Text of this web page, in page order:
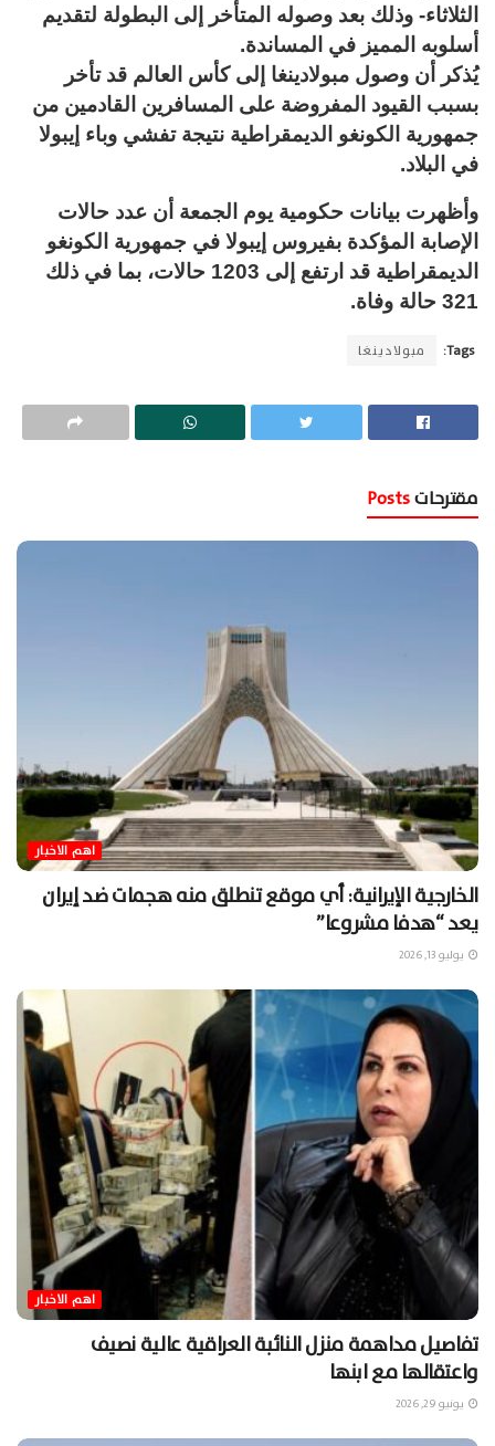
الثلاثاء- وذلك بعد وصوله المتأخر إلى البطولة لتقديم
أسلوبه المميز في المساندة.
يُذكر أن وصول مبولادينغا إلى كأس العالم قد تأخر
بسبب القيود المفروضة على المسافرين القادمين من
جمهورية الكونغو الديمقراطية نتيجة تفشي وباء إيبولا
في البلاد.
وأظهرت بيانات حكومية يوم الجمعة أن عدد حالات
الإصابة المؤكدة بفيروس إيبولا في جمهورية الكونغو
الديمقراطية قد ارتفع إلى 1203 حالات، بما في ذلك
321 حالة وفاة.
Tags: مبولادينغا
مقترحات
اهم الاخبار
الخارجية الإيرانية: أي موقع تنطلق منه هجمات ضد إيران
يعد “هدفا مشروعا”
يوليو 13, 2026
اهم الاخبار
تفاصيل مداهمة منزل النائبة العراقية عالية نصيف
واعتقالها مع ابنها
يونيو 29, 2026